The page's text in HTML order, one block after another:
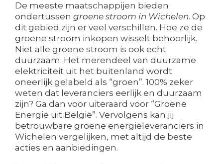
De meeste maatschappijen bieden
ondertussen groene stroom in Wichelen. Op
dit gebied zijn er veel verschillen. Hoe ze de
groene stroom inkopen wisselt behoorlijk.
Niet alle groene stroom is ook echt
duurzaam. Het merendeel van duurzame
elektriciteit uit het buitenland wordt
oneerlijk gelabeld als “groen”. 100% zeker
weten dat leveranciers eerlijk en duurzaam
zijn? Ga dan voor uiteraard voor “Groene
Energie uit België”. Vervolgens kan jij
betrouwbare groene energieleveranciers in
Wichelen vergelijken, met altijd de beste
acties en aanbiedingen.